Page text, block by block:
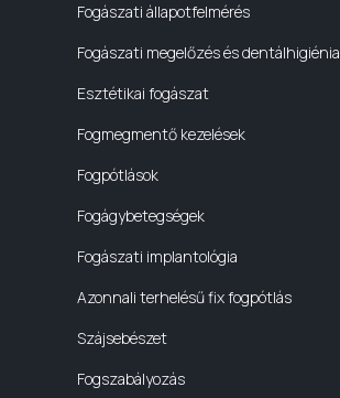
Fogászati állapotfelmérés
Fogászati megelőzés és dentálhigiénia
Esztétikai fogászat
Fogmegmentő kezelések
Fogpótlások
Fogágybetegségek
Fogászati implantológia
Azonnali terhelésű fix fogpótlás
Szájsebészet
Fogszabályozás